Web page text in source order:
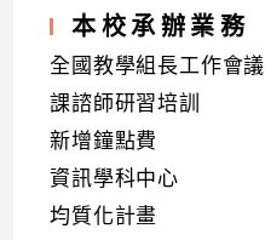
本校承辦業務
全國教學組長工作會議
課諮師研習培訓
新增鐘點費
資訊學科中心
均質化計畫